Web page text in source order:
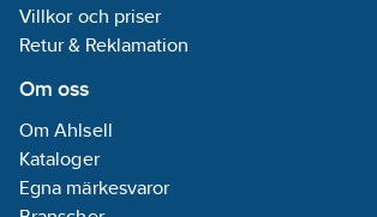
Villkor och priser
Retur & Reklamation
Om oss
Om Ahlsell
Kataloger
Egna märkesvaror